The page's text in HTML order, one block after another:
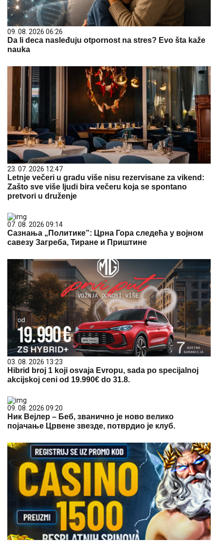
09. 08. 2026 06:26
Da li deca nasleđuju otpornost na stres? Evo šta kaže
nauka
23. 07. 2026 12:47
Letnje večeri u gradu više nisu rezervisane za vikend:
Zašto sve više ljudi bira večeru koja se spontano
pretvori u druženje
07. 08. 2026 09:14
Сазнања „Политике”: Црна Гора следећа у војном
савезу Загреба, Тиране и Приштине
03. 08. 2026 13:23
Hibrid broj 1 koji osvaja Evropu, sada po specijalnoj
akcijskoj ceni od 19.990€ do 31.8.
09. 08. 2026 09:20
Ник Вејлер – Беб, званично је ново велико
појачање Црвене звезде, потврдио је клуб.